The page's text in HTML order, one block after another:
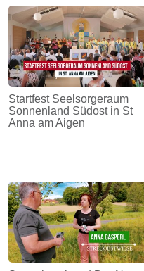
Startfest Seelsorgeraum
Sonnenland Südost in St
Anna am Aigen